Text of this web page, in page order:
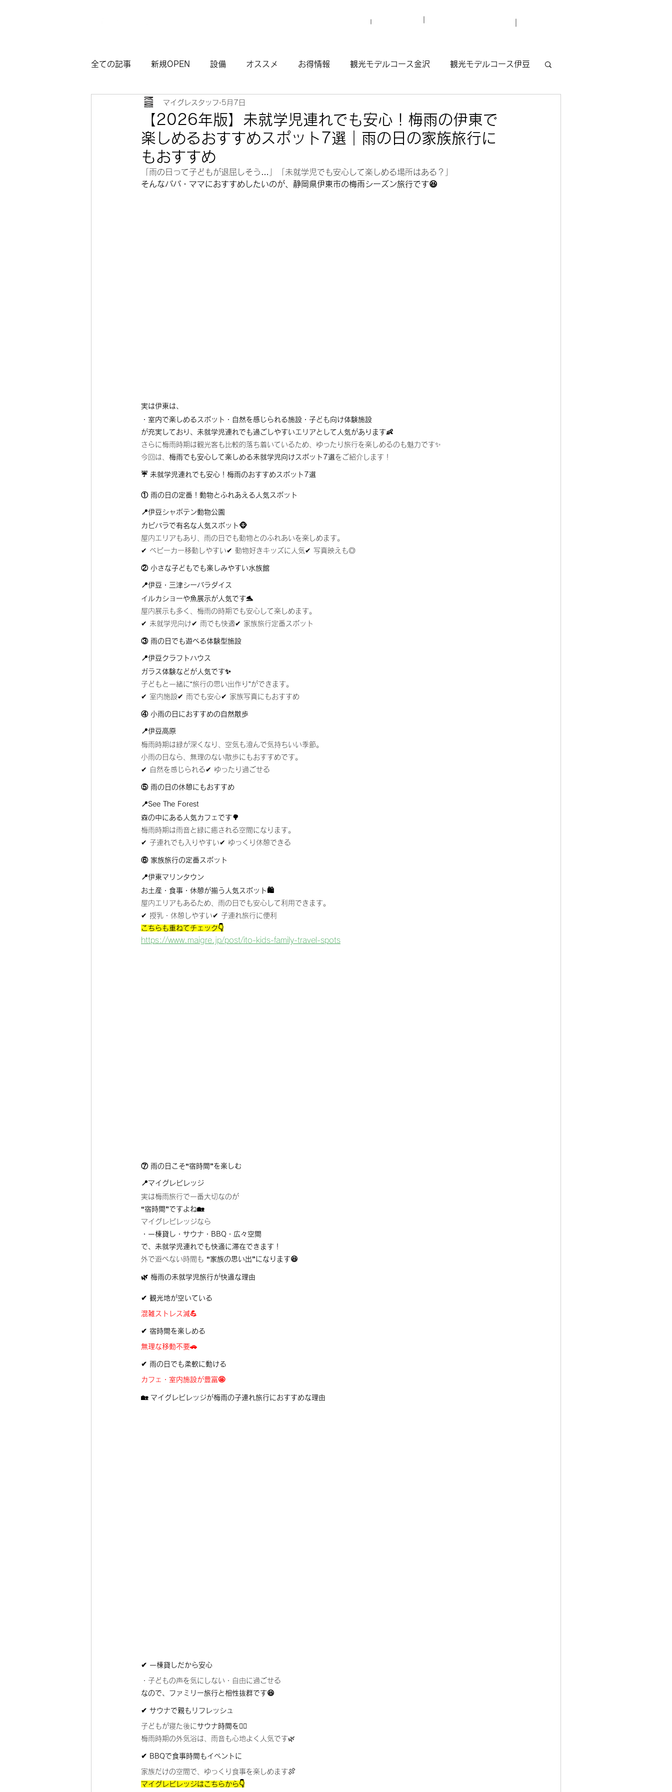
全ての記事 新規OPEN 設備 オススメ お得情報 観光モデルコース金沢 観光モデルコース伊豆
マイグレ東京 お知らせ 観光モデルコース渋谷原宿
観光モデルコース熱海 サウナ
【2026年版】未就学児連れでも安心！梅雨の伊東で
楽しめるおすすめスポット7選｜雨の日の家族旅行に
もおすすめ
マイグレスタッフ 5月7日
「雨の日って子どもが退屈しそう…」「未就学児でも安心して楽しめる場所はある？」
そんなパパ・ママにおすすめしたいのが、静岡県伊東市の梅雨シーズン旅行です😆
実は伊東は、
・室内で楽しめるスポット・自然を感じられる施設・子ども向け体験施設
が充実しており、未就学児連れでも過ごしやすいエリアとして人気があります👶
さらに梅雨時期は観光客も比較的落ち着いているため、ゆったり旅行を楽しめるのも魅力です✨
今回は、 梅雨でも安心して楽しめる未就学児向けスポット7選をご紹介します！
☔ 未就学児連れでも安心！梅雨のおすすめスポット7選
① 雨の日の定番！動物とふれあえる人気スポット
📍伊豆シャボテン動物公園
カピバラで有名な人気スポット🐵
屋内エリアもあり、雨の日でも動物とのふれあいを楽しめます。
✔ ベビーカー移動しやすい✔ 動物好きキッズに人気✔ 写真映えも◎
② 小さな子どもでも楽しみやすい水族館
📍伊豆・三津シーパラダイス
イルカショーや魚展示が人気です🐬
屋内展示も多く、梅雨の時期でも安心して楽しめます。
✔ 未就学児向け✔ 雨でも快適✔ 家族旅行定番スポット
③ 雨の日でも遊べる体験型施設
📍伊豆クラフトハウス
ガラス体験などが人気です✨
子どもと一緒に“旅行の思い出作り”ができます。
✔ 室内施設✔ 雨でも安心✔ 家族写真にもおすすめ
④ 小雨の日におすすめの自然散歩
📍伊豆高原
梅雨時期は緑が深くなり、空気も澄んで気持ちいい季節。
小雨の日なら、無理のない散歩にもおすすめです。
✔ 自然を感じられる✔ ゆったり過ごせる
⑤ 雨の日の休憩にもおすすめ
📍See The Forest
森の中にある人気カフェです🌳
梅雨時期は雨音と緑に癒される空間になります。
✔ 子連れでも入りやすい✔ ゆっくり休憩できる
⑥ 家族旅行の定番スポット
📍伊東マリンタウン
お土産・食事・休憩が揃う人気スポット🛍
屋内エリアもあるため、雨の日でも安心して利用できます。
✔ 授乳・休憩しやすい✔ 子連れ旅行に便利
こちらも重ねてチェック👇
https://www.maigre.jp/post/ito-kids-family-travel-spots
⑦ 雨の日こそ“宿時間”を楽しむ
📍マイグレビレッジ
実は梅雨旅行で一番大切なのが
“宿時間”ですよね🏡
マイグレビレッジなら
・一棟貸し・サウナ・BBQ・広々空間
で、未就学児連れでも快適に滞在できます！
外で遊べない時間も “家族の思い出”になります😆
🌿 梅雨の未就学児旅行が快適な理由
✔ 観光地が空いている
混雑ストレス減💪
✔ 宿時間を楽しめる
無理な移動不要🚗
✔ 雨の日でも柔軟に動ける
カフェ・室内施設が豊富🤩
🏡 マイグレビレッジが梅雨の子連れ旅行におすすめな理由
✔ 一棟貸しだから安心
・子どもの声を気にしない・自由に過ごせる
なので、ファミリー旅行と相性抜群です😆
✔ サウナで親もリフレッシュ
子どもが寝た後にサウナ時間を🧖‍♀️
梅雨時期の外気浴は、雨音も心地よく人気です🌿
✔ BBQで食事時間もイベントに
家族だけの空間で、ゆっくり食事を楽しめます🍖
マイグレビレッジはこちらから👇